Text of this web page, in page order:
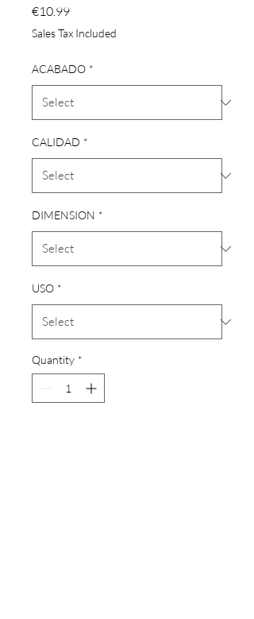
€10.99Price
Sales Tax Included
ACABADO *
CALIDAD *
DIMENSION *
USO *
Quantity *